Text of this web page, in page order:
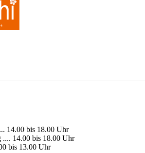
14.00 bis 18.00 Uhr
.... 14.00 bis 18.00 Uhr
bis 13.00 Uhr